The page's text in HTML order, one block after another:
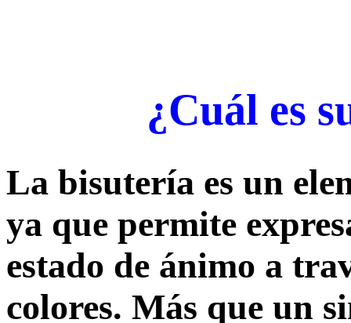
¿Cuál es
La bisutería es un
ya que permite
estado de ánimo a
colores. Más que un